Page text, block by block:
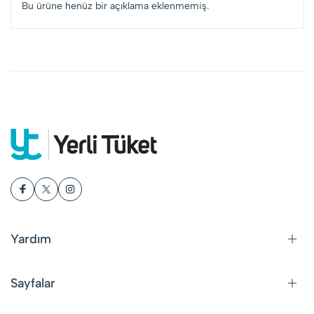
Bu ürüne henüz bir açıklama eklenmemiş.
Yardım
Sayfalar